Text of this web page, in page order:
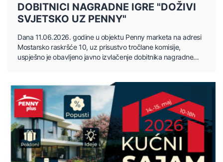
DOBITNICI NAGRADNE IGRE "DOŽIVI
SVJETSKO UZ PENNY"
Dana 11.06.2026. godine u objektu Penny marketa na adresi
Mostarsko raskršće 10, uz prisustvo tročlane komisije,
uspješno je obavljeno javno izvlačenje dobitnika nagradne